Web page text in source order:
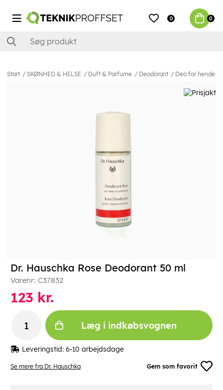
0 0
Start SKØNHED & HELSE Duft & Parfume Deodorant Deo for hende
Se mere fra Dr. Hauschka Gem som favorit
Dr. Hauschka Rose Deodorant 50 ml
Varenr: C37832
123 kr.
Læg i indkøbsvognen
Leveringstid: 6-10 arbejdsdage